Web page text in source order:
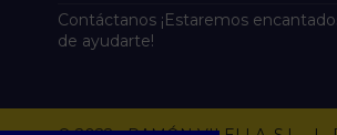
Contáctanos ¡Estaremos
de ayudarte!